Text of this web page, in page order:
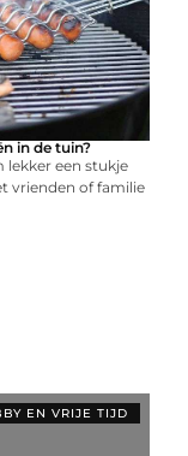
in de tuin?
lekker een stukje
vrienden of familie
EN VRIJE TIJD